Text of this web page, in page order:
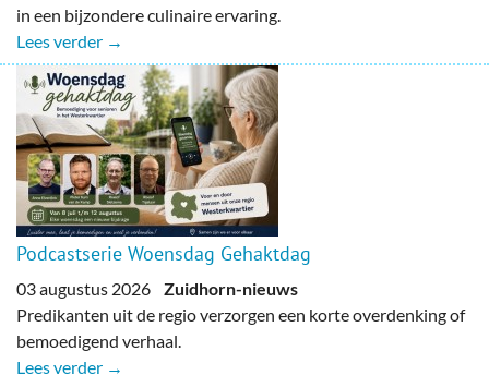
in een bijzondere culinaire ervaring.
Lees verder →
Podcastserie Woensdag Gehaktdag
03 augustus 2026 Zuidhorn-nieuws
Predikanten uit de regio verzorgen een korte overdenking of
bemoedigend verhaal.
Lees verder →